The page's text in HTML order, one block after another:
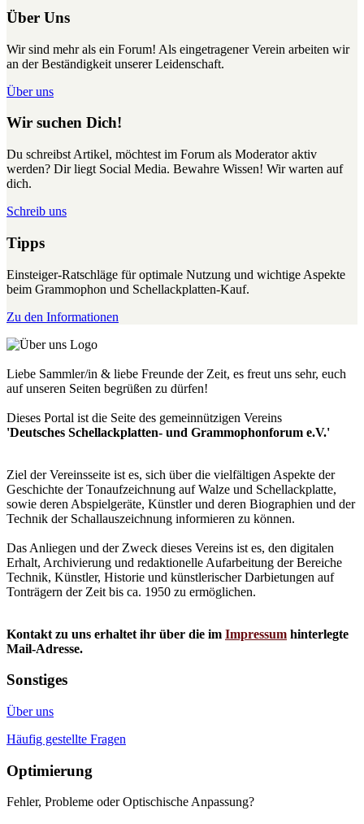
Über Uns
Wir sind mehr als ein Forum! Als eingetragener Verein arbeiten wir
an der Beständigkeit unserer Leidenschaft.
Über uns
Wir suchen Dich!
Du schreibst Artikel, möchtest im Forum als Moderator aktiv
werden? Dir liegt Social Media. Bewahre Wissen! Wir warten auf
dich.
Schreib uns
Tipps
Einsteiger-Ratschläge für optimale Nutzung und wichtige Aspekte
beim Grammophon und Schellackplatten-Kauf.
Zu den Informationen
Liebe Sammler/in & liebe Freunde der Zeit, es freut uns sehr, euch
auf unseren Seiten begrüßen zu dürfen!
Dieses Portal ist die Seite des gemeinnützigen Vereins
'Deutsches Schellackplatten- und Grammophonforum e.V.'
Ziel der Vereinsseite ist es, sich über die vielfältigen Aspekte der
Geschichte der Tonaufzeichnung auf Walze und Schellackplatte,
sowie deren Abspielgeräte, Künstler und deren Biographien und der
Technik der Schallauszeichnung informieren zu können.
Das Anliegen und der Zweck dieses Vereins ist es, den digitalen
Erhalt, Archivierung und redaktionelle Aufarbeitung der Bereiche
Technik, Künstler, Historie und künstlerischer Darbietungen auf
Tonträgern der Zeit bis ca. 1950 zu ermöglichen.
Kontakt zu uns erhaltet ihr über die im Impressum hinterlegte
Mail-Adresse.
Sonstiges
Über uns
Häufig gestellte Fragen
Optimierung
Fehler, Probleme oder Optischische Anpassung?